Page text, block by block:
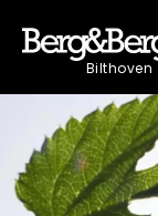
Bilthoven